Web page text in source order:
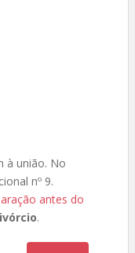
à união. No
nº 9.
antes do
.